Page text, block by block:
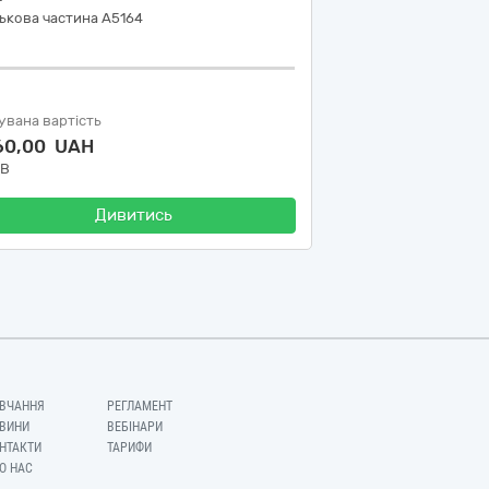
частина А5164
вартість
UAH
Дивитись
НАС
РЕГЛАМЕНТ
ВЕБІНАРИ
ТАРИФИ